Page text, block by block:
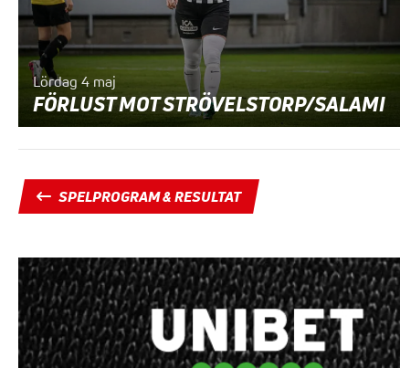
Lördag 4 maj
FÖRLUST MOT STRÖVELSTORP/SALAMI
SPELPROGRAM & RESULTAT